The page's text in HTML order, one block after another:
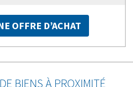
OFFRE D’ACHAT
BIENS À PROXIMITÉ